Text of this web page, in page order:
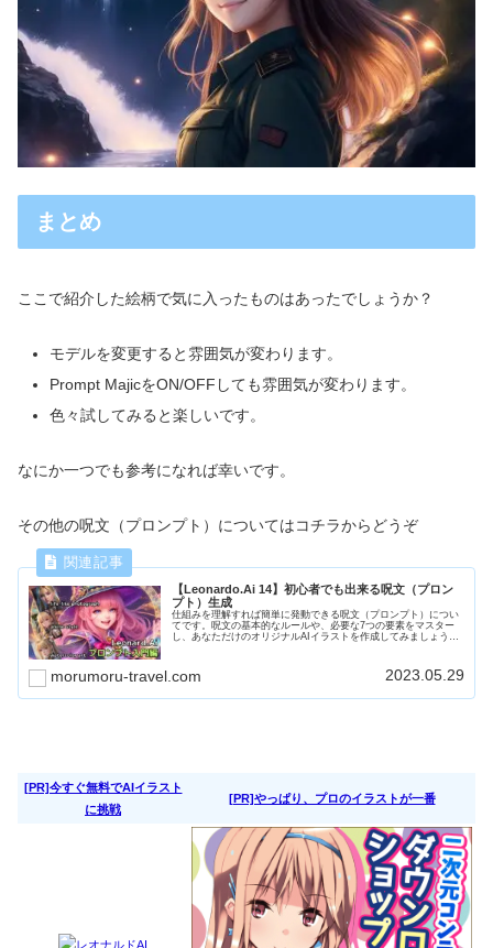
まとめ
ここで紹介した絵柄で気に入ったものはあったでしょうか？
モデルを変更すると雰囲気が変わります。
Prompt MajicをON/OFFしても雰囲気が変わります。
色々試してみると楽しいです。
なにか一つでも参考になれば幸いです。
その他の呪文（プロンプト）についてはコチラからどうぞ
【Leonardo.Ai 14】初心者でも出来る呪文（プロン
プト）生成
仕組みを理解すれば簡単に発動できる呪文（プロンプト）につい
てです。呪文の基本的なルールや、必要な7つの要素をマスター
し、あなただけのオリジナルAIイラストを作成してみましょう。
morumoru-travel.com 2023.05.29
[PR]今すぐ無料でAIイラスト
に挑戦
[PR]やっぱり、プロのイラストが一番